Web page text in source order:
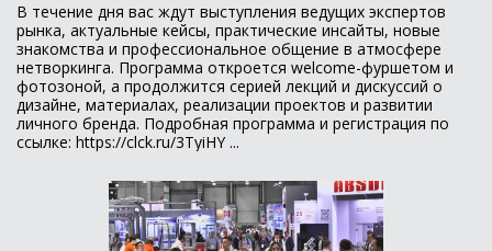
В течение дня вас ждут выступления ведущих экспертов
рынка, актуальные кейсы, практические инсайты, новые
знакомства и профессиональное общение в атмосфере
нетворкинга. Программа откроется welcome-фуршетом и
фотозоной, а продолжится серией лекций и дискуссий о
дизайне, материалах, реализации проектов и развитии
личного бренда. Подробная программа и регистрация по
ссылке: https://clck.ru/3TyiHY ...